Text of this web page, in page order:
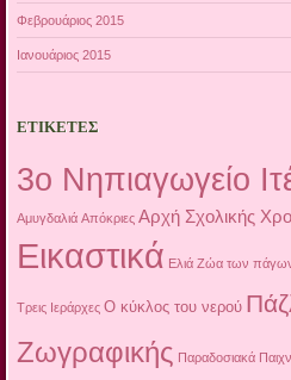
Φεβρουάριος 2015
Ιανουάριος 2015
ΕΤΙΚΈΤΕΣ
3ο Νηπιαγωγείο
Αμυγδαλιά Απόκριες Αρχή Σχολικής
Εικαστικά Ελιά Ζώα των
Τρεις Ιεράρχες Ο κύκλος του νερού
Ζωγραφικής Παραδοσιακά